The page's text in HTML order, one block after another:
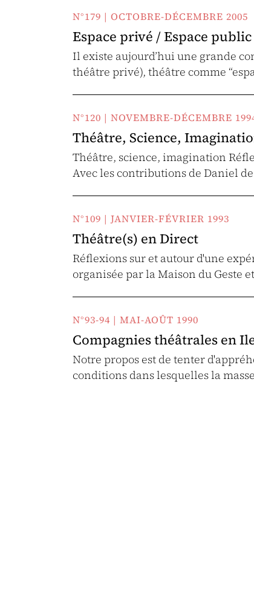
N°179 | OCTOBRE-DÉCEMBRE 2005
Espace privé / Espace public
Il existe aujourd’hui une grande
théâtre privé), théâtre comme
N°120 | NOVEMBRE-DÉCEMBRE
Théâtre, Science,
Théâtre, science, imagination
Avec les contributions de Daniel
N°109 | JANVIER-FÉVRIER 1993
Théâtre(s) en Direct
Réflexions sur et autour d'une
organisée par la Maison du Geste
N°93-94 | MAI-AOÛT 1990
Compagnies théâtrales en
Notre propos est de tenter
conditions dans lesquelles la